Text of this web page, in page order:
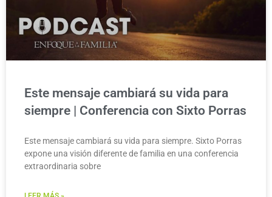
Este mensaje cambiará su vida para
siempre | Conferencia con Sixto Porras
Este mensaje cambiará su vida para siempre. Sixto Porras
expone una visión diferente de familia en una conferencia
extraordinaria sobre